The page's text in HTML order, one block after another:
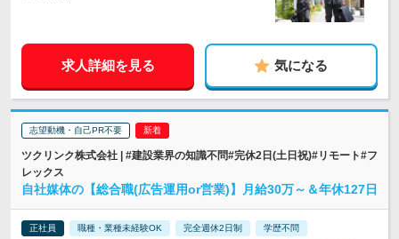
求人詳細を見る 気になる
志望動機・自己PR不要
ツクリンク株式会社 | #建設業界の知識不問#完休2日(土日祝)#リモート#フ
レックス
自社媒体の【総合職(広告運用or営業)】月給30万～＆年休127日
正社員 職種・業種未経験OK 完全週休2日制 学歴不問